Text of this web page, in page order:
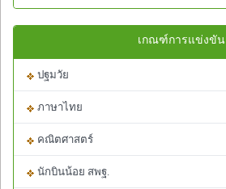
เกณฑ์การแข่งขัน
ปฐมวัย
ภาษาไทย
คณิตศาสตร์
นักบินน้อย สพฐ.